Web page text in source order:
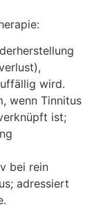
wird.
w‬enn Tinnitus
ist;
b‬ei rein
adressiert